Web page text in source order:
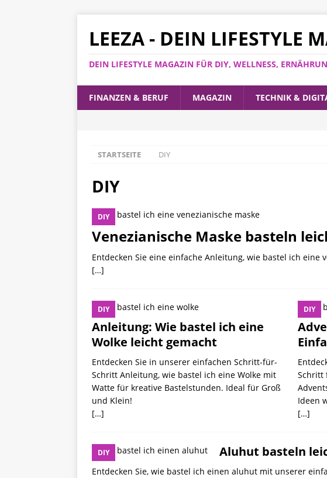
LEEZA - DEIN LIFESTYLE
DEIN LIFESTYLE MAGAZIN FÜR DIY, WELLNESS,
FINANZEN & BERUF MAGAZIN TECHNIK &
STARTSEITE DIY
DIY
DIY
Venezianische Maske basteln
Entdecken Sie eine einfache Anleitung, wie bastel ich
[…]
DIY
Anleitung: Wie bastel ich eine
Wolke leicht gemacht
Entdecken Sie in unserer einfachen Schritt-für-
Schritt Anleitung, wie bastel ich eine Wolke mit
Watte für kreative Bastelstunden. Ideal für Groß
und Klein!
[…]
DIY
Schritt
Ideen
[…]
DIY Aluhut basteln
Entdecken Sie, wie bastel ich einen aluhut mit unserer